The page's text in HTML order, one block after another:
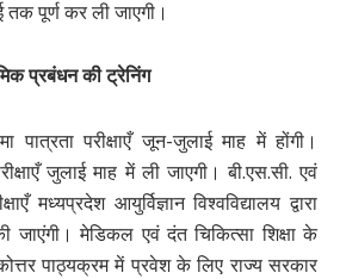
पूर्ण कर ली जाएगी।
प्रबंधन की ट्रेनिंग
पात्रता परीक्षाएँ जून-जुलाई माह में होंगी।
जुलाई माह में ली जाएगी। बी.एस.सी. एवं
मध्यप्रदेश आयुर्विज्ञान विश्वविद्यालय द्वारा
जाएंगी। मेडिकल एवं दंत चिकित्सा शिक्षा के
पाठ्यक्रम में प्रवेश के लिए राज्य सरकार